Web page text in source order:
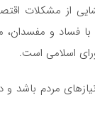
از مشکلات
فساد و مفسدان،
اسلامی است.